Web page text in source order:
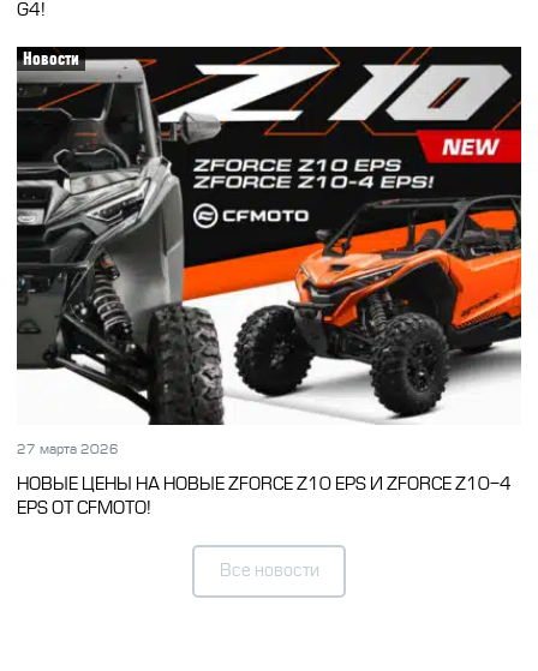
G4!
27 марта 2026
Новости
НОВЫЕ ЦЕНЫ НА НОВЫЕ ZFORCE Z10 EPS И ZFORCE Z10-4
EPS ОТ CFMOTO!
Все новости